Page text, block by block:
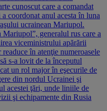
cunoscut care a comandat
coordonat anul acesta în luna
ucrainean Mariupol.
Mariupol”, generalul rus care a
viceministrului apărării
în atenţie numeroasele
s-a lovit de la începutul
un rol major în eşecurile de
din nordul Ucrainei şi
acestei ţări, unde liniile de
şi echipamente din Rusia